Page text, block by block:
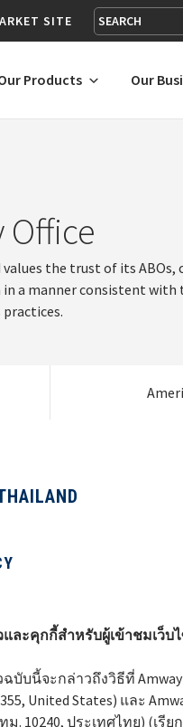
SITE Search
Search
Products Our
Office
the trust of its
a manner consistent
ละคุกกี้สำหรับผู้เข้าชมเว็บ
บนี้จะกล่าวถึงวิธีที่ Amway
United States) และ
. 10240, ประเทศไทย) (เรีย
Brunei*
Thailand